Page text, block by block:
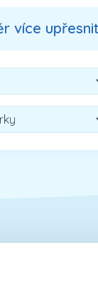
více